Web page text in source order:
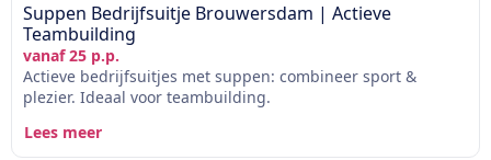
Suppen Bedrijfsuitje Brouwersdam | Actieve
Teambuilding
vanaf 25 p.p.
Actieve bedrijfsuitjes met suppen: combineer sport &
plezier. Ideaal voor teambuilding.
Lees meer